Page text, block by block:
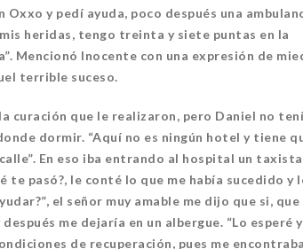
y pedí ayuda, poco después una
heridas, tengo treinta y siete puntas en la
Mencionó Inocente con una expresión de
terrible suceso.
curación que le realizaron, pero Daniel no
dormir. “Aquí no es ningún hotel y tiene
En eso iba entrando al hospital un taxista
te pasó?, le conté lo que me había sucedido y
el señor muy amable me dijo que si, que
me dejaría en un albergue. “Lo esperé y
de recuperación, pues me encontraba